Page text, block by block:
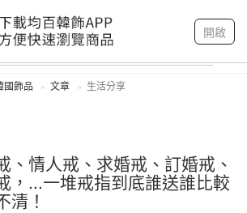
開啟
我的帳戶
國飾品 文章 生活分享
、情人戒、求婚戒、訂婚戒、
，...一堆戒指到底誰送誰比較
清！